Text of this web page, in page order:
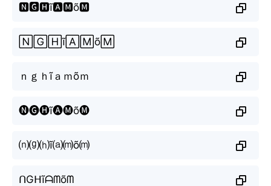
🅽🅶🅷ĩ🅰🅼õ🅼
🄽🄶🄷ĩ🄰🄼õ🄼
ｎｇｈĩａｍõｍ
🅝🅖🅗ĩ🅐🅜õ🅜
⒩⒢⒣ĩ⒜⒨õ⒨
ᑎGᕼĩᗩᗰõᗰ